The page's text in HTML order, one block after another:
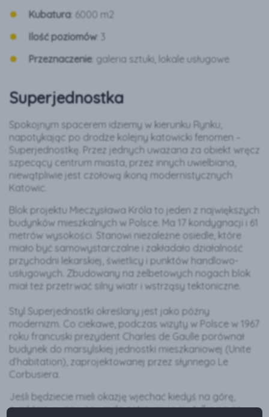
Kubatura: 6000 m2
Ilość poziomów: 3
Przeznaczenie: galeria sztuki, lokale usługowe
Superjednostka
Spokojnym spacerem idziemy w kierunku Rynku,
napotykając po drodze kolejny katowicki fenomen –
Superjednostkę. Przez jednych uważana za obiekt wręcz
szpecący centrum miasta, przez innych uwielbiana,
niewątpliwie jest czołową ikoną modernistycznych
Katowic.
Blok projektu Mieczysława Króla to jeden z największych
budynków mieszkalnych w Polsce. Ma 17 kondygnacji i 61
metrów wysokości. Stanowi niezależne osiedle, które
miało być samowystarczalne i zakładało działalność
przychodni lekarskiej, świetlicy i punktów handlowo-
usługowych. Zbudowany na żelbetowych nogach blok
miał też przetrwać silny wiatr i wstrząsy tektoniczne.
Styl Superjednostki określany jest jako późny
modernizm. Co ciekawe, podczas wizyty w Polsce w 1967
roku francuski prezydent Charles de Gaulle porównał
budynek do marsylskiej jednostki mieszkaniowej (Unite
d’habitation), zaprojektowanej przez słynnego Le
Corbusiera.
Jeśli będziecie mieli okazję wjechać kiedyś na górę,
zwróćcie uwagę, że winda zatrzymuje się tylko na co